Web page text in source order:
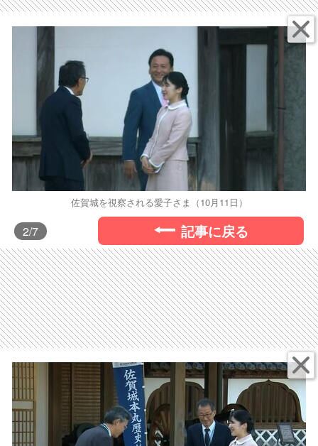
佐賀城を視察される愛子さま（10月11日）
2/7 記事に戻る